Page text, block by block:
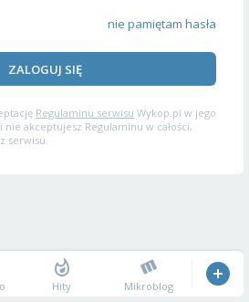
nie pamiętam hasła
ZALOGUJ SIĘ
Regulaminu serwisu Wykop.pl w jego
akceptujesz Regulaminu w całości,
serwisu.
Hity Mikroblog